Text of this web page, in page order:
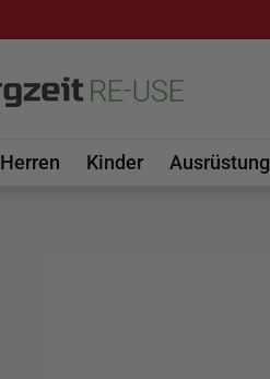
Herren Kinder Ausrüstung